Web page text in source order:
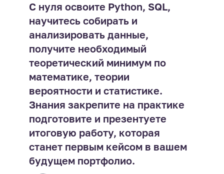
С нуля освоите Python, SQL,
научитесь собирать и
анализировать данные,
получите необходимый
теоретический минимум по
математике, теории
вероятности и статистике.
Знания закрепите на практике 
подготовите и презентуете
итоговую работу, которая
станет первым кейсом в вашем
будущем портфолио.